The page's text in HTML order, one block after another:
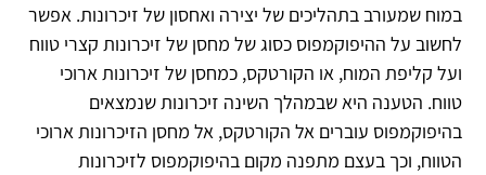
במוח שמעורב בתהליכים של יצירה ואחסון של זיכרונות. אפשר
לחשוב על ההיפוקמפוס כסוג של מחסן של זיכרונות קצרי טווח
ועל קליפת המוח, או הקורטקס, כמחסן של זיכרונות ארוכי
טווח. הטענה היא שבמהלך השינה זיכרונות שנמצאים
בהיפוקמפוס עוברים אל הקורטקס, אל מחסן הזיכרונות ארוכי
הטווח, וכך בעצם מתפנה מקום בהיפוקמפוס לזיכרונות